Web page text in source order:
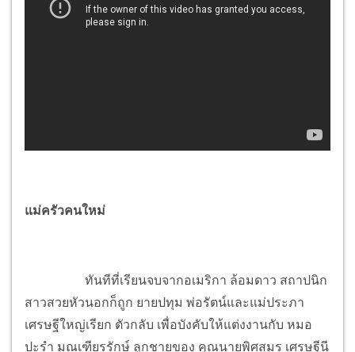
แม่ครัวคนใหม่
ทันทีที่เรียนจบจากอเมริกา ล้อมดาว สถาปนิก
สาวสวยหัวนอกก็ถูก ยายปทุม พ่อรัตน์และแม่ประภา
เศรษฐีใหญ่เรียก ตัวกลับ เพื่อบังคับให้แต่งงานกับ หมอ
ปะรำ มณเฑียรรักษ์ ลูกชายของ คุณนายพิศสมร เศรษฐีนี